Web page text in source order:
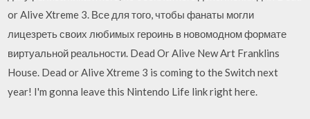
or Alive Xtreme 3. Все для того, чтобы фанаты могли
лицезреть своих любимых героинь в новомодном формате
виртуальной реальности. Dead Or Alive New Art Franklins
House. Dead or Alive Xtreme 3 is coming to the Switch next
year! I'm gonna leave this Nintendo Life link right here.